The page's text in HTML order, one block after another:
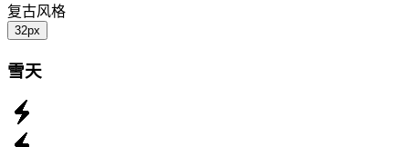
复古风格
32px
雪天